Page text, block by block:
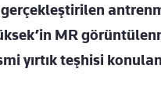
gerçekleştirilen
MR
yırtık teşhisi